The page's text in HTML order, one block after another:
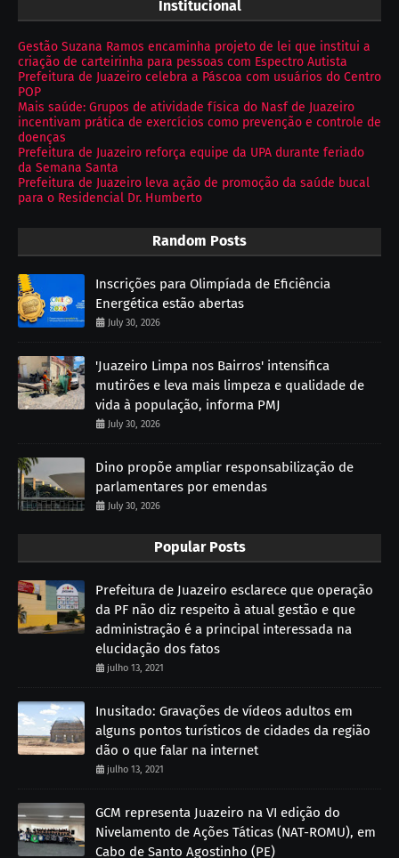
Institucional
Gestão Suzana Ramos encaminha projeto de lei que institui a
criação de carteirinha para pessoas com Espectro Autista
Prefeitura de Juazeiro celebra a Páscoa com usuários do Centro
POP
Mais saúde: Grupos de atividade física do Nasf de Juazeiro
incentivam prática de exercícios como prevenção e controle de
doenças
Prefeitura de Juazeiro reforça equipe da UPA durante feriado
da Semana Santa
Prefeitura de Juazeiro leva ação de promoção da saúde bucal
para o Residencial Dr. Humberto
Random Posts
Inscrições para Olimpíada de Eficiência
Energética estão abertas
July 30, 2026
'Juazeiro Limpa nos Bairros' intensifica
mutirões e leva mais limpeza e qualidade de
vida à população, informa PMJ
July 30, 2026
Dino propõe ampliar responsabilização de
parlamentares por emendas
July 30, 2026
Popular Posts
Prefeitura de Juazeiro esclarece que operação
da PF não diz respeito à atual gestão e que
administração é a principal interessada na
elucidação dos fatos
julho 13, 2021
Inusitado: Gravações de vídeos adultos em
alguns pontos turísticos de cidades da região
dão o que falar na internet
julho 13, 2021
GCM representa Juazeiro na VI edição do
Nivelamento de Ações Táticas (NAT-ROMU), em
Cabo de Santo Agostinho (PE)